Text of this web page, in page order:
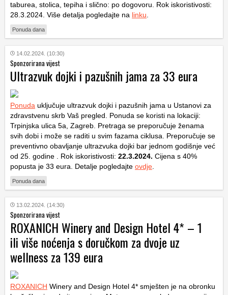
taburea, stolica, tepiha i slično: po dogovoru. Rok iskoristivosti:
28.3.2024. Više detalja pogledajte na linku
Ponuda dana
14.02.2024. (10:30)
Sponzorirana vijest
Ultrazvuk dojki i pazušnih jama za 33 eura
Ponuda uključuje ultrazvuk dojki i pazušnih jama u Ustanovi za
zdravstvenu skrb Vaš pregled. Ponuda se koristi na lokaciji:
Trpinjska ulica 5a, Zagreb. Pretraga se preporučuje ženama
svih dobi i može se raditi u svim fazama ciklusa. Preporučuje se
preventivno obavljanje ultrazvuka dojki bar jednom godišnje već
od 25. godine . Rok iskoristivosti: 22.3.2024. Cijena s 40%
popusta je 33 eura. Detalje pogledajte ovdje
Ponuda dana
13.02.2024. (14:30)
Sponzorirana vijest
ROXANICH Winery and Design Hotel 4* – 1
ili više noćenja s doručkom za dvoje uz
wellness za 139 eura
ROXANICH Winery and Design Hotel 4* smješten je na obronku